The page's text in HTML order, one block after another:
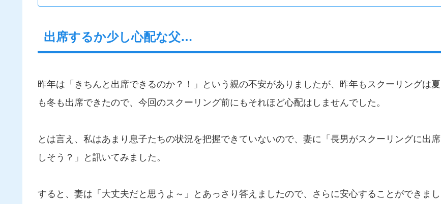
出席するか少し心配な父…
昨年は「きちんと出席できるのか？！」という親の不安がありましたが、昨年もスクーリングは夏
も冬も出席できたので、今回のスクーリング前にもそれほど心配はしませんでした。
とは言え、私はあまり息子たちの状況を把握できていないので、妻に「長男がスクーリングに出席
しそう？」と訊いてみました。
すると、妻は「大丈夫だと思うよ～」とあっさり答えましたので、さらに安心することができまし